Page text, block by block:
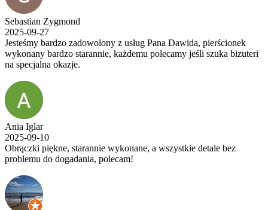
Sebastian Zygmond
2025-09-27
Jesteśmy bardzo zadowolony z usług Pana Dawida, pierścionek
wykonany bardzo starannie, każdemu polecamy jeśli szuka bizuteri
na specjalna okazje.
Ania Iglar
2025-09-10
Obrączki piękne, starannie wykonane, a wszystkie detale bez
problemu do dogadania, polecam!